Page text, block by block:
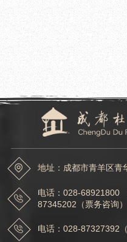
成都杜甫草堂博物馆公益校园行走进
2023.06.21
文化和旅游部专家组到成都杜甫草堂
地址：成都市青羊区青
电话：028-
87345202（票务咨询）
电话：028-87327392（